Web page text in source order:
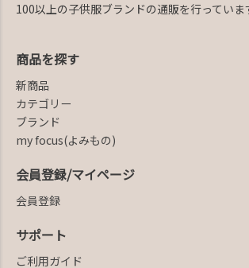
100以上の子供服ブランドの通販を行っていま
商品を探す
新商品
カテゴリー
ブランド
my focus(よみもの)
会員登録/マイページ
会員登録
サポート
ご利用ガイド